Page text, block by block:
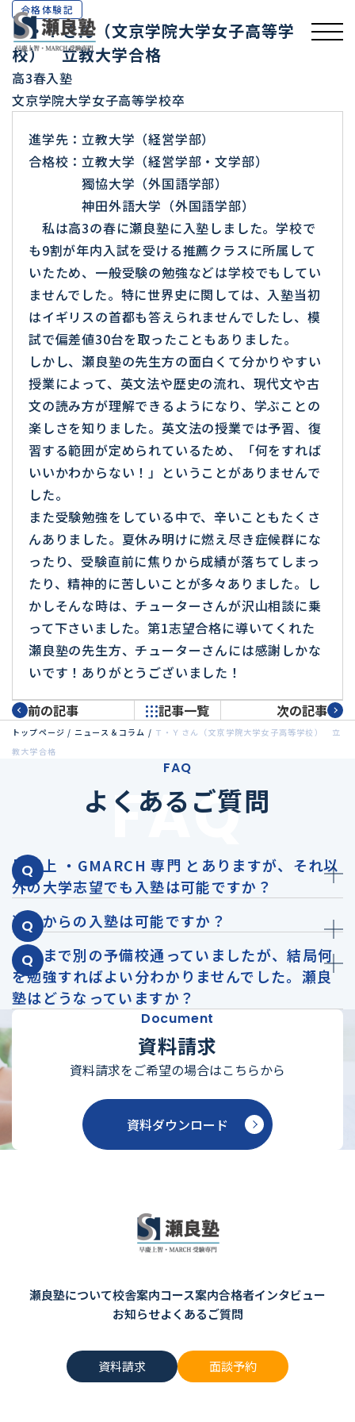
合格体験記
Ｔ・Ｙさん（文京学院大学女子高等学
校） 立教大学合格
高3春入塾
文京学院大学女子高等学校卒
進学先：立教大学（経営学部）
合格校：立教大学（経営学部・文学部）
獨協大学（外国語学部）
神田外語大学（外国語学部）
私は高3の春に瀬良塾に入塾しました。学校で
も9割が年内入試を受ける推薦クラスに所属して
いたため、一般受験の勉強などは学校でもしてい
ませんでした。特に世界史に関しては、入塾当初
はイギリスの首都も答えられませんでしたし、模
試で偏差値30台を取ったこともありました。
しかし、瀬良塾の先生方の面白くて分かりやすい
授業によって、英文法や歴史の流れ、現代文や古
文の読み方が理解できるようになり、学ぶことの
楽しさを知りました。英文法の授業では予習、復
習する範囲が定められているため、「何をすれば
いいかわからない！」ということがありませんで
した。
また受験勉強をしている中で、辛いこともたくさ
んありました。夏休み明けに燃え尽き症候群にな
ったり、受験直前に焦りから成績が落ちてしまっ
たり、精神的に苦しいことが多々ありました。し
かしそんな時は、チューターさんが沢山相談に乗
って下さいました。第1志望合格に導いてくれた
瀬良塾の先生方、チューターさんには感謝しかな
いです！ありがとうございました！
前の記事
記事一覧 次の記事
トップページ / ニュース＆コラム / Ｔ・Ｙさん（文京学院大学女子高等学校） 立
教大学合格
FAQ
FAQ
よくあるご質問
早慶上 ・GMARCH 専門 とありますが、それ以
外の大学志望でも入塾は可能ですか？
途中からの入塾は可能ですか？
これまで別の予備校通っていましたが、結局何
を勉強すればよい分わかりませんでした。瀬良
塾はどうなっていますか？
Document
資料請求
資料請求をご希望の場合はこちらから
資料ダウンロード
瀬良塾について校舎案内コース案内合格者インタビュー
お知らせよくあるご質問
資料請求 面談予約